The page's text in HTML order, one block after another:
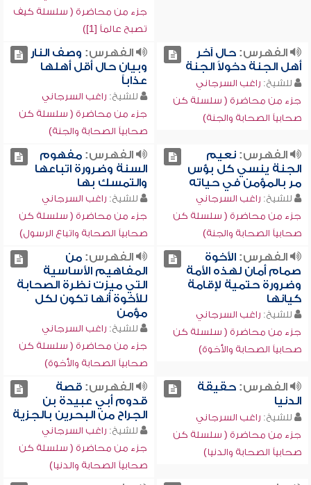
جزء من محاضرة ( سلسلة كيف
تصبح عالماً [1])
الفهرس:حال آخر
أهل الجنة دخولاً الجنة
للشيخ: راغب السرجاني
جزء من محاضرة ( سلسلة كن
صحابياً الصحابة والجنة)
الفهرس: وصف النار
وبيان حال أقل أهلها
عذاباً
للشيخ: راغب السرجاني
جزء من محاضرة ( سلسلة كن
صحابياً الصحابة والجنة)
الفهرس:نعيم
الجنة ينسي كل بؤس
مر بالمؤمن في حياته
للشيخ: راغب السرجاني
جزء من محاضرة ( سلسلة كن
صحابياً الصحابة والجنة)
الفهرس:مفهوم
السنة وضرورة اتباعها
والتمسك بها
للشيخ: راغب السرجاني
جزء من محاضرة ( سلسلة كن
صحابياً الصحابة واتباع الرسول)
الفهرس:الأخوة
صمام أمان لهذه الأمة
وضرورة حتمية لإقامة
كيانها
للشيخ: راغب السرجاني
جزء من محاضرة ( سلسلة كن
صحابياً الصحابة والأخوة)
الفهرس:من
المفاهيم الأساسية
التي ميزت نظرة الصحابة
للأخوة أنها تكون لكل
مؤمن
للشيخ: راغب السرجاني
جزء من محاضرة ( سلسلة كن
صحابياً الصحابة والأخوة)
الفهرس:حقيقة
الدنيا
للشيخ: راغب السرجاني
جزء من محاضرة ( سلسلة كن
صحابياً الصحابة والدنيا)
الفهرس:قصة
قدوم أبي عبيدة بن
الجراح من البحرين بالجزية
للشيخ: راغب السرجاني
جزء من محاضرة ( سلسلة كن
صحابياً الصحابة والدنيا)